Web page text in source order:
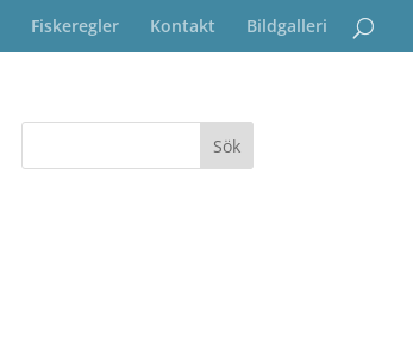
Fiskeregler Kontakt Bildgalleri